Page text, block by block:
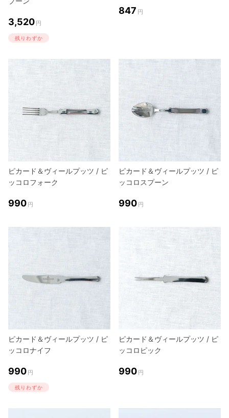
3,520 円
残りわずか
847 円
ピカード＆ヴィールプッツ / ピ
ッコロフォーク
990 円
ピカード＆ヴィールプッツ / ピ
ッコロスプーン
990 円
ピカード＆ヴィールプッツ / ピ
ッコロナイフ
990 円
残りわずか
ピカード＆ヴィールプッツ / ピ
ッコロピック
990 円